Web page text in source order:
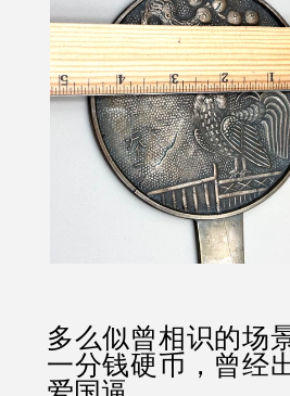
多么似曾相识的场
一分钱硬币，曾经